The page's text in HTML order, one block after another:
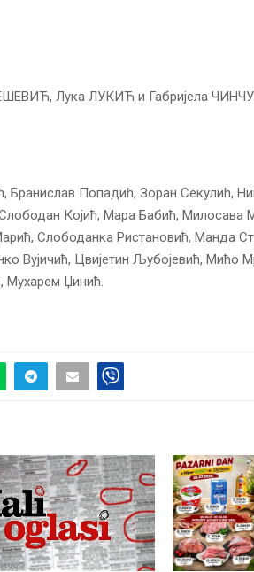
Лука ЛУКИЋ и Габријела
Бранислав Попадић, Зоран Секулић,
Којић, Мара Бабић, Милосава
Слободанка Ристановић, Манда
Вујичић, Цвијетин Љубојевић, Мићо
Џинић.